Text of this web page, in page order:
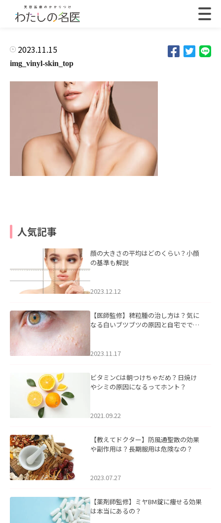
2023.11.15
img_vinyl-skin_top
人気記事
顔の大きさの平均はどのくらい？小顔
の基準も解説
2023.12.12
【医師監修】稗粒腫の治し方は？気に
なる白いブツブツの原因と自宅ででき
2023.11.17
ビタミンCは朝つけちゃだめ？日焼け
やシミの原因になるってホント？
2021.09.22
【教えてドクター】防風通聖散の効果
や副作用は？長期服用は危険なの？
2023.07.27
【薬剤師監修】ミヤBM錠に痩せる効果
は本当にあるの？